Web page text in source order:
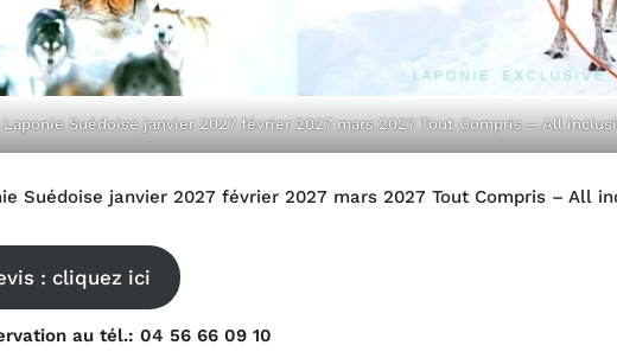
Laponie Suédoise janvier 2027 février 2027 mars 2027 Tout Compris – All
Suédoise janvier 2027 février 2027 mars 2027 Tout Compris –
: cliquez ici
au tél.: 04 56 66 09 10